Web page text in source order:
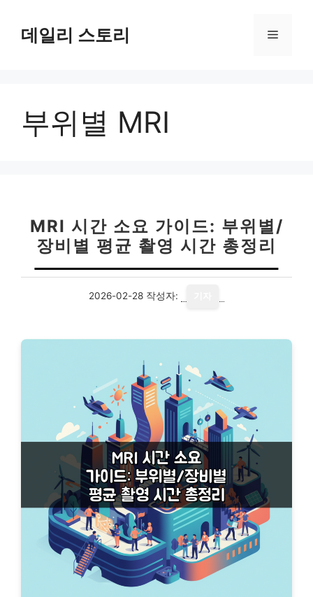
데일리 스토리 메
부위별 MRI
MRI 시간 소요 가이드: 부위별/
장비별 평균 촬영 시간 총정리
2026-02-28 작성자: